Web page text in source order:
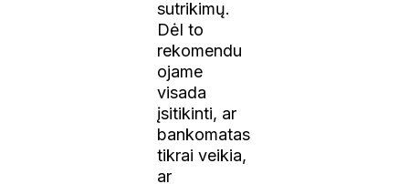
sutrikimų.
Dėl to
rekomendu
ojame
visada
įsitikinti, ar
bankomatas
tikrai veikia,
ar